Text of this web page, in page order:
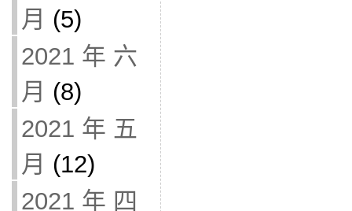
月 (5)
2021 年 六
月 (8)
2021 年 五
月 (12)
2021 年 四